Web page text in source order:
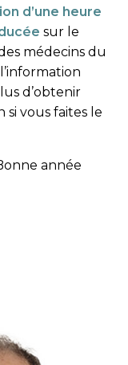
d’une heure
sur le
médecins du
d’obtenir
vous faites le
année